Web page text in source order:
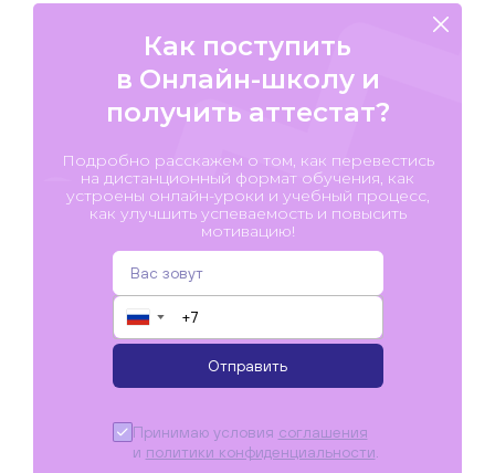
Как поступить
в Онлайн-школу и
получить аттестат?
Подробно расскажем о том, как перевестись
на дистанционный формат обучения, как
устроены онлайн-уроки и учебный процесс,
как улучшить успеваемость и повысить
мотивацию!
▼
Отправить
Принимаю условия соглашения
и политики конфиденциальности